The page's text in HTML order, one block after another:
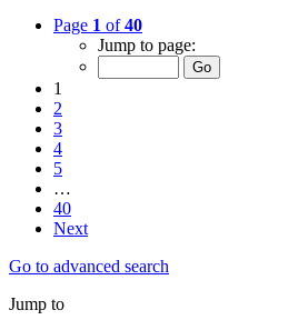
Page 1 of40
Jump to page:
1
2
3
4
5
…
40
Next
Go to advanced search
Jump to